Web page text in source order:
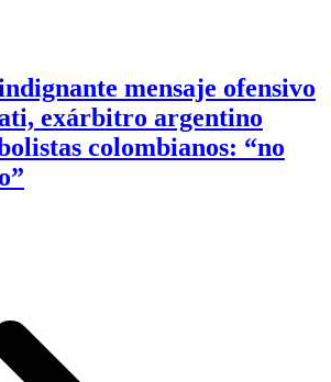
mensaje ofensivo
exárbitro argentino
colombianos: “no